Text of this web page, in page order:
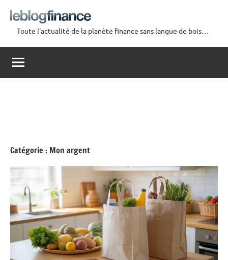
contenu
Le
Blog
Finance
Toute l'actualité de la planète finance sans langue de bois…
Catégorie : Mon argent